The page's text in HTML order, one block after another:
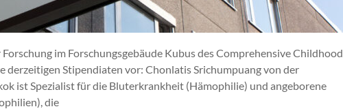
im Forschungsgebäude Kubus des Comprehensive Childhood
derzeitigen Stipendiaten vor: Chonlatis Srichumpuang von der
ist Spezialist für die Bluterkrankheit (Hämophilie) und angeborene
die